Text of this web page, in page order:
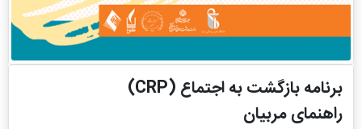
برنامه بازگشت به اجتماع (CRP)
راهنمای مربیان